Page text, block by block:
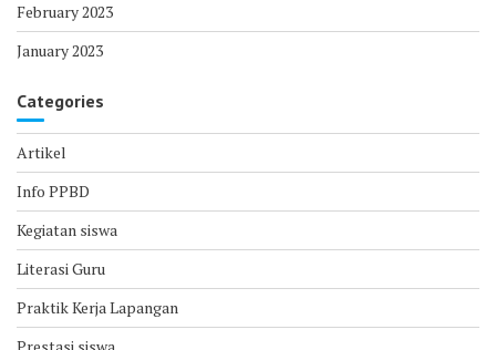
February 2023
January 2023
Categories
Artikel
Info PPBD
Kegiatan siswa
Literasi Guru
Praktik Kerja Lapangan